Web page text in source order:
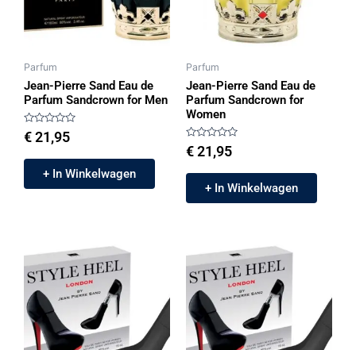
Parfum
Jean-Pierre Sand Eau de
Parfum Sandcrown for Men
Gewaardeerd
0
5
€21,95
+ In Winkelwagen
Parfum
Jean-Pierre Sand Eau de
Parfum Sandcrown for
Women
Gewaardeerd
0
5
€21,95
+ In Winkelwagen